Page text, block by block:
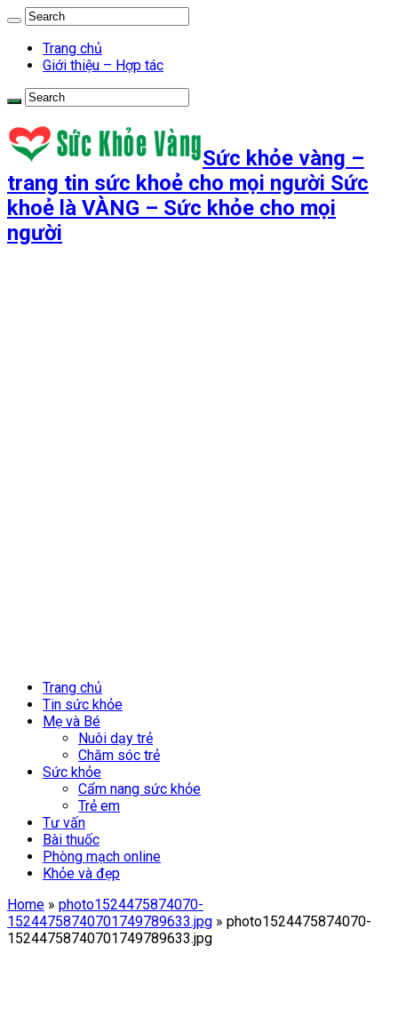
Trang chủ
Giới thiệu – Hợp tác
Sức khỏe vàng –
trang tin sức khoẻ cho mọi người Sức
khoẻ là VÀNG – Sức khỏe cho mọi
người
Trang chủ
Tin sức khỏe
Mẹ và Bé
Nuôi dạy trẻ
Chăm sóc trẻ
Sức khỏe
Cẩm nang sức khỏe
Trẻ em
Tư vấn
Bài thuốc
Phòng mạch online
Khỏe và đẹp
Home » photo1524475874070-
15244758740701749789633.jpg » photo1524475874070-
15244758740701749789633.jpg